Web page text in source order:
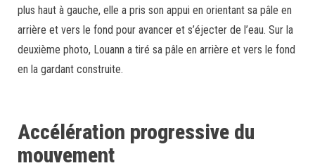
plus haut à gauche, elle a pris son appui en orientant sa pâle en
arrière et vers le fond pour avancer et s’éjecter de l’eau. Sur la
deuxième photo, Louann a tiré sa pâle en arrière et vers le fond
en la gardant construite.
Accélération progressive du
mouvement